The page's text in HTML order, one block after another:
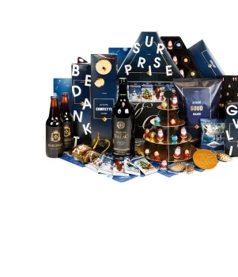
Verantwoord (0)
Verwen (0)
Verzorging (0)
Vitaliteit (0)
Voedsel (0)
Voor haar (0)
Voor hem (0)